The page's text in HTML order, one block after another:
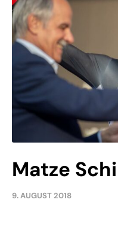
Matze
9. AUGUST 2018